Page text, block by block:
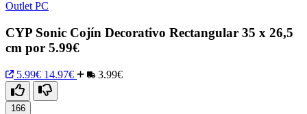
Outlet PC
CYP Sonic Cojín Decorativo Rectangular 35 x 26,5
cm por 5.99€
5.99€ 14.97€ 3.99€
166